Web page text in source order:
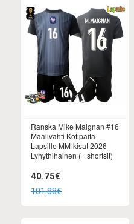
Ranska Mike Maignan #16
Maalivahti Kotipaita
Lapsille MM-kisat 2026
Lyhythihainen (+ shortsit)
40.75€
101.88€